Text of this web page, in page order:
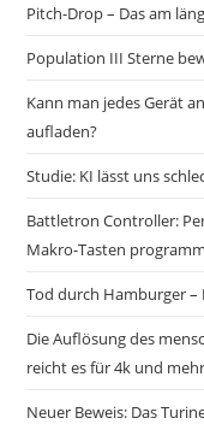
Pitch-Drop – Das am
Population III Sterne
Kann man jedes Gerät
aufladen?
Studie: KI lässt uns
Battletron Controller:
Makro-Tasten
Tod durch Hamburger
Die Auflösung des
reicht es für 4k und
Neuer Beweis: Das